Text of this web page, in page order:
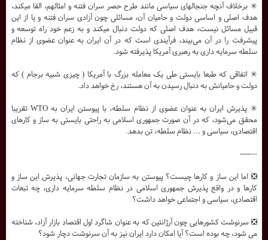
✳️ برخلاف آنچه جنجالهای سیاسی مانند طرح حصر سران فتنه و امثالهم، القا میکند،
هدف اصلی و اساسی دولت و حامیان آن، مسائلی چون آزادی سران فتنه و یا از این
قبیل مسائل نیست، هدف اصلی که دولت دنبال میکند و به زعم خود راه توسعه و
پیشرفت را در آن می‌بیند، فرآیندی است که در آن ایران به عنوان عضوی از نظام
سلطه سرمایه داری به رهبری آمریکا پذیرفته شود.
✳️ اتفاقی که طبعا بایستی طی یک معامله بزرگ با آمریکا ( چیزی شبیه برجام ) که
دولت و حامیانش به دنبال رسیدن به آن هستند، رخ خواهد داد.
✳️ پذیرش ایران به عنوان عضوی از نظام سلطه، با پیوستن ایران به WTO تقریبا
محقق می‌شود، که در آن صورت جمهوری اسلامی به راحتی بایستی به ساز و کارهای
اقتصادی، سیاسی و ... نظام سلطه، تن بدهد.
—----
❎ اما این ساز و کارها چیست؟ پیوستن به سازمان تجارت جهانی، پذیرش این ساز و
کارها و در واقع پذیرش جمهوری اسلامی در نظام سلطه سرمایه داری، چه تبعات
اقتصادی، سیاسی و اجتماعی خواهد داشت؟
❎ سرنوشت کشورهایی چون آرژانتین که به عنوان شاگرد اول اقتصاد بازار آزاد، شناخته
می شود، چه بوده است؟ آیا امکان دارد ایران نیز به آن سرنوشت دچار شود؟